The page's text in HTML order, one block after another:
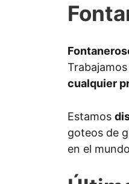
cualquier
Estamos
goteos de
en el